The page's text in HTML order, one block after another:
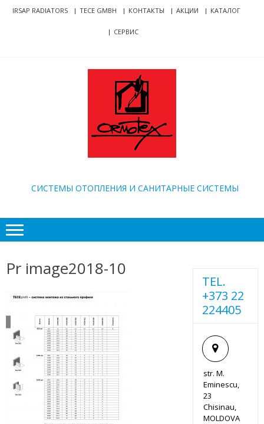
Skip
SkipIRSAP RADIATORS TECE GMBH КОНТАКТЫ АКЦИИ КАТАЛОГ
СЕРВИС
CИСТЕМЫ ОТОПЛЕНИЯ И САНИТАРНЫЕ СИСТЕМЫ
Pr image2018-10
TEL.
+373 22
224405
str. M.
Eminescu,
23
Chisinau,
MOLDOVA